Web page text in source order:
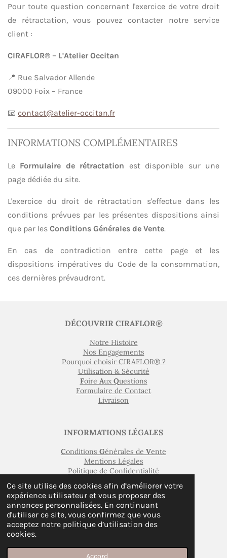
Ce site utilise des cookies afin d’améliorer votre
expérience utilisateur et vous proposer des
annonces personnalisées. En continuant
d'utiliser ce site, vous confirmez que vous
acceptez notre politique d’utilisation des
cookies.
Pour toute question concernant l'exercice de votre droit
de rétractation, vous pouvez contacter notre service
client :
CIRAFLOR® – L'Atelier Occitan
📍 Rue Salvador Allende
09000 Foix – France
📧 contact@atelier-occitan.fr
INFORMATIONS COMPLÉMENTAIRES
Le Formulaire de rétractation est disponible sur une
page dédiée du site.
L'exercice du droit de rétractation s'effectue dans les
conditions prévues par les présentes dispositions ainsi
que par les Conditions Générales de Vente.
En cas de contradiction entre cette page et les
dispositions impératives du Code de la consommation,
ces dernières prévaudront.
DÉCOUVRIR CIRAFLOR®
Notre Histoire
Nos Engagements
Pourquoi choisir CIRAFLOR® ?
Utilisation & Sécurité
Foire AuxQuestions
Formulaire de Contact
Livraison
INFORMATIONS LÉGALES
Conditions Générales de Vente
Mentions Légales
Politique de Confidentialité
Gestion des Cookies
Médiation de la Consommation
Droit de Rétractation
Formulaire de Rétractation
Garanties Légales
© 2024 - 2026 L'Atelier Occitan
Propulsé par